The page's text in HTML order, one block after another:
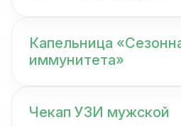
Капельница
иммунитета»
Чекап УЗИ мужской